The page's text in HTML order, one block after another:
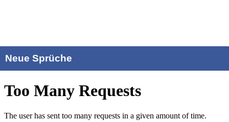
Neue Sprüche